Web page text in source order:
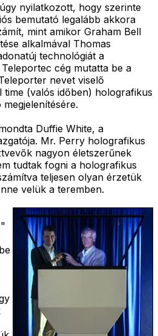
nyilatkozott, hogy szerinte
bemutató legalább akkora
mint amikor Graham Bell
alkalmával Thomas
technológiát a
cég mutatta be a
nevet viselő
time (valós időben) holografikus
Duffie White, a
Mr. Perry holografikus
nagyon életszerűnek
tudtak fogni a holografikus
teljesen olyan érzetük
velük a teremben.